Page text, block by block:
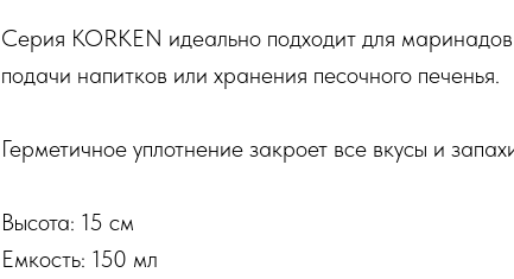
Серия KORKEN идеально подходит для
подачи напитков или хранения песочного печенья.
Герметичное уплотнение закроет все вкусы и
Высота: 15 см
Емкость: 150 мл